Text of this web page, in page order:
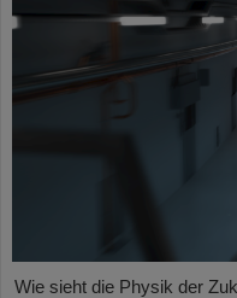
Wie sieht die Physik der